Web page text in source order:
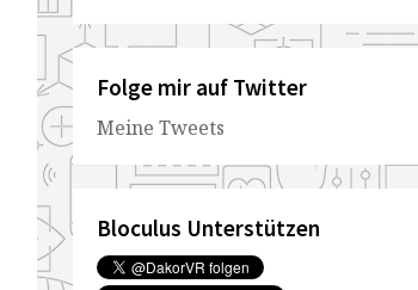
Folge mir auf Twitter
Meine Tweets
Bloculus Unterstützen